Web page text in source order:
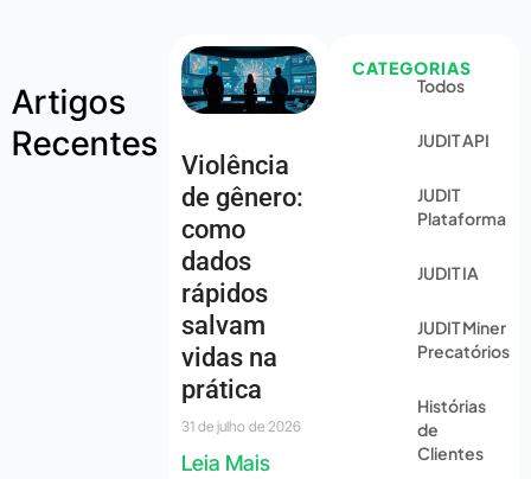
Artigos
Recentes
Violência
de gênero:
como
dados
rápidos
salvam
vidas na
prática
31 de julho de 2026
Leia Mais
CATEGORIAS
Todos
JUDIT API
JUDIT
Plataforma
JUDIT IA
JUDIT Miner
Precatórios
Histórias
de
Clientes